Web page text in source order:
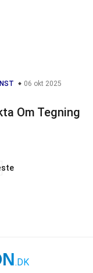
06 okt 2025
Om Tegning
.DK